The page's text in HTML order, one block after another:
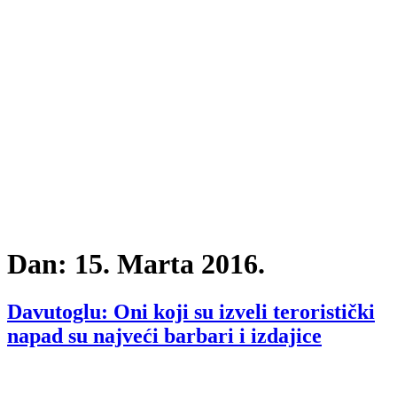
Dan: 15. Marta 2016.
Davutoglu: Oni koji su izveli teroristički
napad su najveći barbari i izdajice